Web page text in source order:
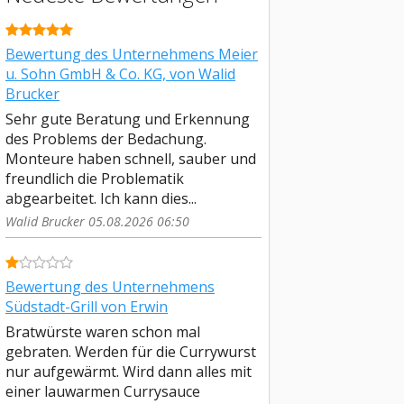
Bewertung des Unternehmens Meier
u. Sohn GmbH & Co. KG, von Walid
Brucker
Sehr gute Beratung und Erkennung
des Problems der Bedachung.
Monteure haben schnell, sauber und
freundlich die Problematik
abgearbeitet. Ich kann dies...
Walid Brucker 05.08.2026 06:50
Bewertung des Unternehmens
Südstadt-Grill von Erwin
Bratwürste waren schon mal
gebraten. Werden für die Currywurst
nur aufgewärmt. Wird dann alles mit
einer lauwarmen Currysauce